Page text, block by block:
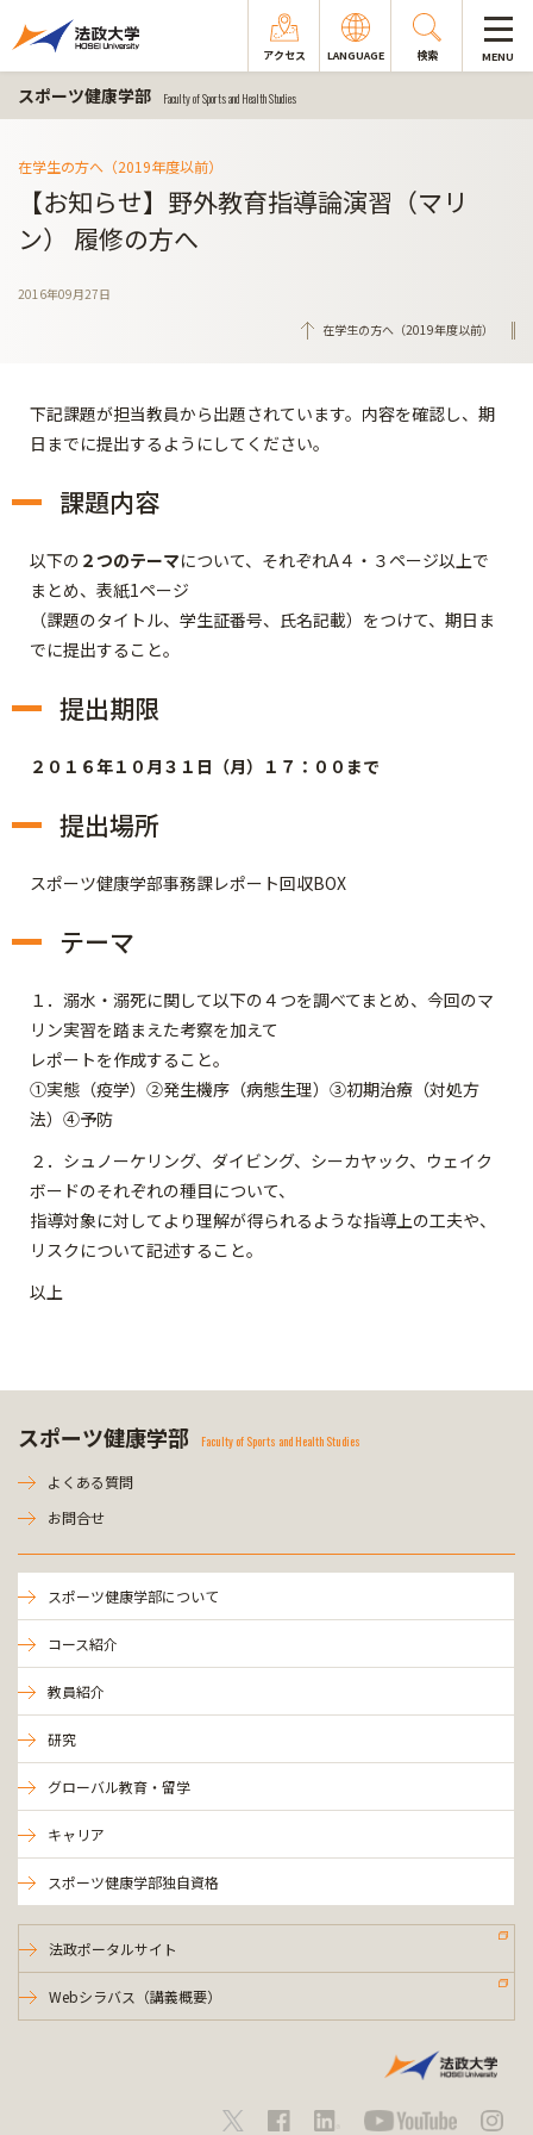
アクセス LANGUAGE 検索 MENU
スポーツ健康学部 Faculty of Sports and Health Studies
在学生の方へ（2019年度以前）
【お知らせ】野外教育指導論演習（マリ
ン） 履修の方へ
2016年09月27日
在学生の方へ（2019年度以前）
下記課題が担当教員から出題されています。内容を確認し、期
日までに提出するようにしてください。
課題内容
以下の ２つのテーマについて、 それぞれA４・３ページ以上で
まとめ、表紙1ページ
（課題のタイトル、学生証番号、氏名記載）をつけて、期日ま
でに提出すること。
提出期限
２０１６年１０月３１日（月）１７：００まで
提出場所
スポーツ健康学部事務課レポート回収BOX
テーマ
１．溺水・溺死に関して以下の４つを調べてまとめ、今回のマ
リン実習を踏まえた考察を加えて
レポートを作成すること。
①実態（疫学）②発生機序（病態生理）③初期治療（対処方
法）④予防
２．シュノーケリング、ダイビング、シーカヤック、ウェイク
ボードのそれぞれの種目について、
指導対象に対してより理解が得られるような指導上の工夫や、
リスクについて記述すること。
以上
スポーツ健康学部 Faculty of Sports and Health Studies
よくある質問
お問合せ
スポーツ健康学部について
コース紹介
教員紹介
研究
グローバル教育・留学
キャリア
スポーツ健康学部独自資格
法政ポータルサイト
Webシラバス（講義概要）